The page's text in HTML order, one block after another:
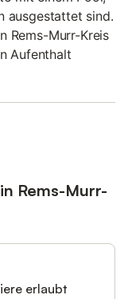
ausgestattet sind.
Rems-Murr-Kreis
Aufenthalt
Rems-Murr-
erlaubt